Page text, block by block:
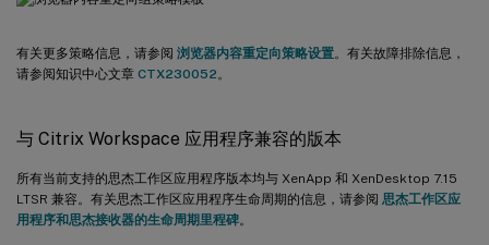
有关更多策略信息，请参阅 浏览器内容重定向策略设置。有关故障排除信息，
请参阅知识中心文章 CTX230052 。
与 Citrix Workspace 应用程序兼容的版本
所有当前支持的思杰工作区应用程序版本均与 XenApp 和 XenDesktop 7.15
LTSR 兼容。有关思杰工作区应用程序生命周期的信息，请参阅 思杰工作区应
用程序和思杰接收器的生命周期里程碑。